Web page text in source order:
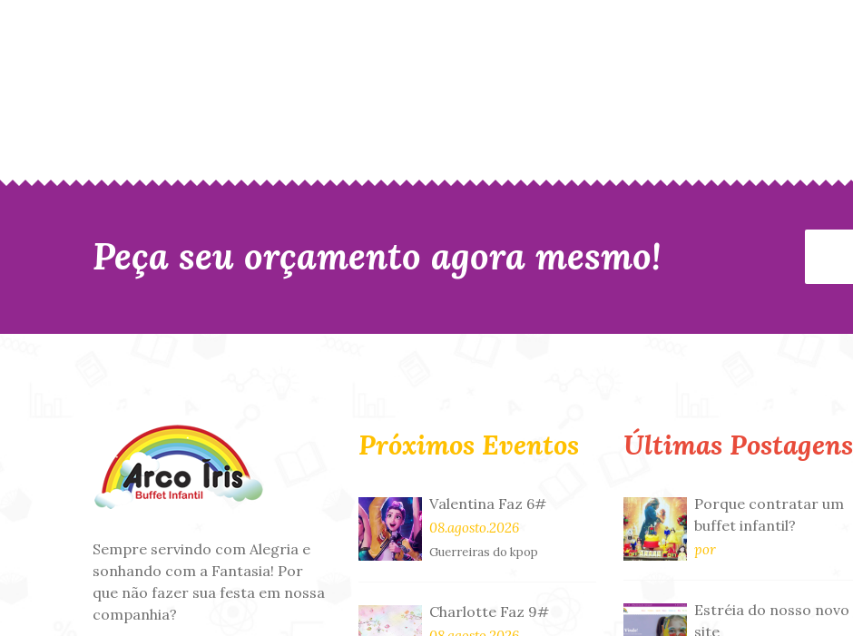
Peça seu orçamento agora mesmo!
Sempre servindo com Alegria e
sonhando com a Fantasia! Por
que não fazer sua festa em nossa
companhia?
Próximos Eventos
Valentina Faz 6#
08.agosto.2026
Guerreiras do kpop
Charlotte Faz 9#
Últimas Postagens
Porque contratar um
buffet infantil?
por
Estréia do nosso novo
site